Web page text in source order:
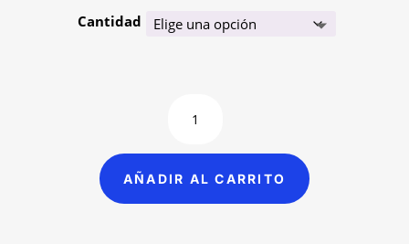
$595.00
Cantidad
guarda
Stylus
AÑADIR AL CARRITO